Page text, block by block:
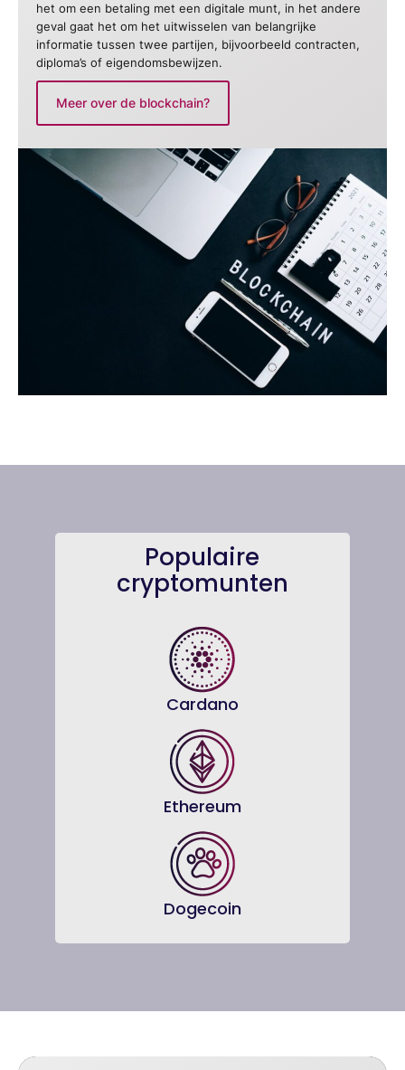
het om een betaling met een digitale munt, in het andere
geval gaat het om het uitwisselen van belangrijke
informatie tussen twee partijen, bijvoorbeeld contracten,
diploma’s of eigendomsbewijzen.
Meer over de blockchain?
Populaire
cryptomunten
Cardano
Ethereum
Dogecoin